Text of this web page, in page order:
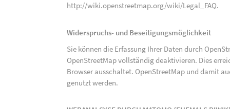
http://wiki.openstreetmap.org/wiki/Legal_FAQ.
Widerspruchs- und Beseitigungsmöglichkeit
Sie können die Erfassung Ihrer Daten durch
OpenStreetMap vollständig deaktivieren. Dies
Browser ausschaltet. OpenStreetMap und damit
genutzt werden.